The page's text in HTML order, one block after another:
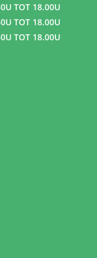
TOT 18.00U
TOT 18.00U
TOT 18.00U